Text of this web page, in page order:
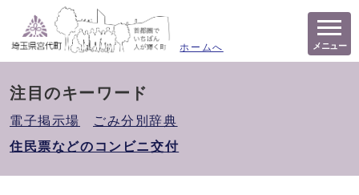
ホームへ メニュー
注目のキーワード
電子掲示場
ごみ分別辞典
住民票などのコンビニ交付